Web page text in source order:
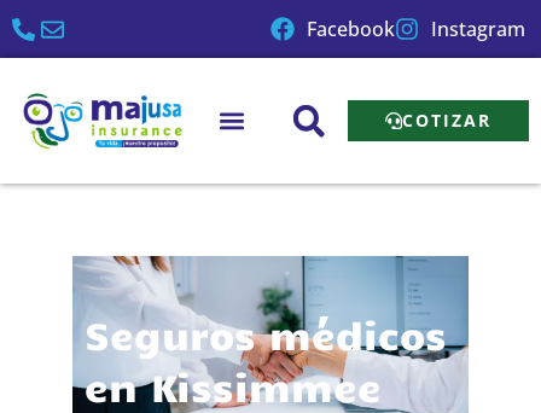
Ir
Facebook Instagram
COTIZAR
Seguros médicos
en Kissimmee